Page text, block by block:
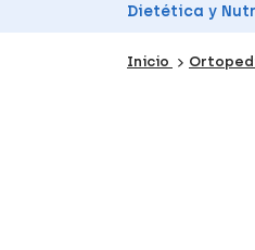
Dietética y
Inicio